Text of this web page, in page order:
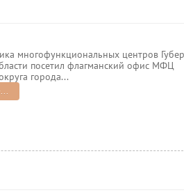
многофункциональных центров
посетил флагманский офис МФЦ
города...